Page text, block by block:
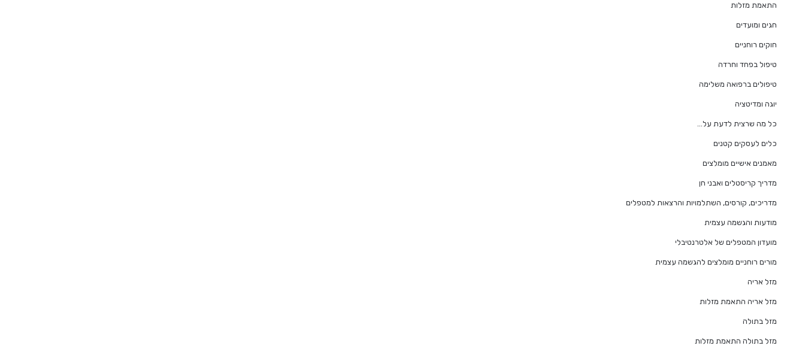
התאמת מזלות
חגים ומועדים
חוקים רוחניים
טיפול בפחד וחרדה
טיפולים ברפואה משלימה
יוגה ומדיטציה
כל מה שרצית לדעת על…
כלים לעסקים קטנים
מאמנים אישיים מומלצים
מדריך קריסטלים ואבני חן
מדריכים, קורסים, השתלמויות והרצאות למטפלים
מודעות והגשמה עצמית
מועדון המטפלים של אלטרנטיבלי
מורים רוחניים מומלצים להגשמה עצמית
מזל אריה
מזל אריה התאמת מזלות
מזל בתולה
מזל בתולה התאמת מזלות